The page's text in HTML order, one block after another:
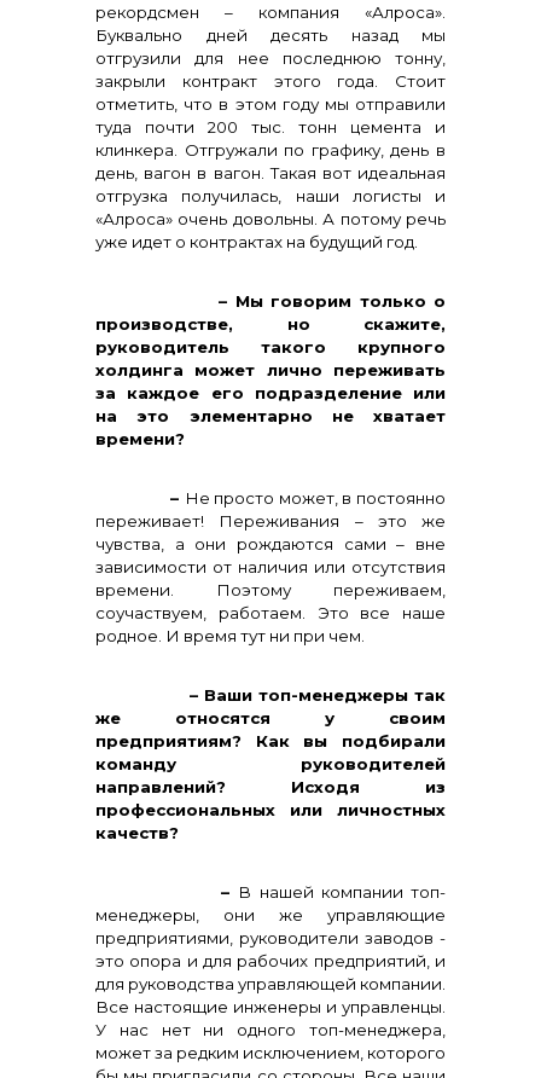
рекордсмен – компания «Алроса».
Буквально дней десять назад мы
отгрузили для нее последнюю тонну,
закрыли контракт этого года. Стоит
отметить, что в этом году мы отправили
туда почти 200 тыс. тонн цемента и
клинкера. Отгружали по графику, день в
день, вагон в вагон. Такая вот идеальная
отгрузка получилась, наши логисты и
«Алроса» очень довольны. А потому речь
уже идет о контрактах на будущий год.
– Мы говорим только о
производстве, но скажите,
руководитель такого крупного
холдинга может лично переживать
за каждое его подразделение или
на это элементарно не хватает
времени?
– Не просто может, в постоянно
переживает! Переживания – это же
чувства, а они рождаются сами – вне
зависимости от наличия или отсутствия
времени. Поэтому переживаем,
соучаствуем, работаем. Это все наше
родное. И время тут ни при чем.
– Ваши топ-менеджеры так
же относятся у своим
предприятиям? Как вы подбирали
команду руководителей
направлений? Исходя из
профессиональных или личностных
качеств?
– В нашей компании топ-
менеджеры, они же управляющие
предприятиями, руководители заводов -
это опора и для рабочих предприятий, и
для руководства управляющей компании.
Все настоящие инженеры и управленцы.
У нас нет ни одного топ-менеджера,
может за редким исключением, которого